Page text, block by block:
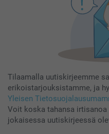
Tilaamalla uutiskirjeemme
erikoistarjouksistamme, ja
Yleisen
Voit koska tahansa
jokaisessa uutiskirjeessä